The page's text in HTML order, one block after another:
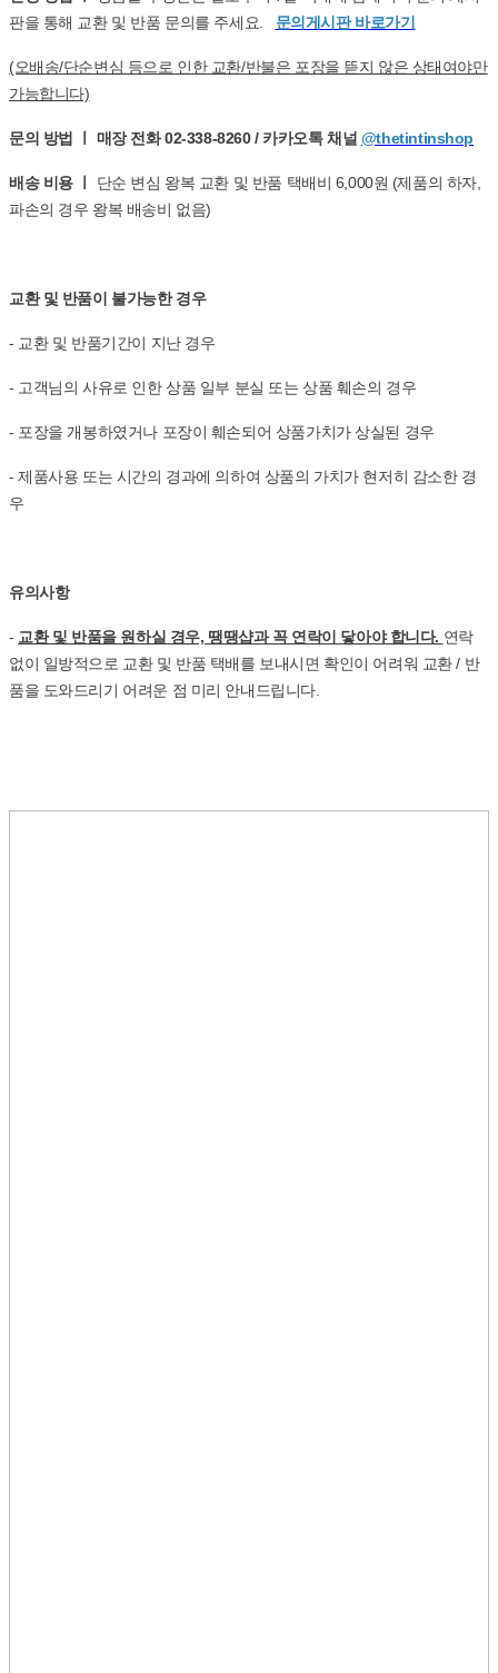
판을 통해 교환 및 반품 문의를 주세요. 문의게시판 바로가기
(오배송/단순변심 등으로 인한 교환/반불은 포장을 뜯지 않은 상태여야만
가능합니다)
문의 방법 ㅣ 매장 전화 02-338-8260 / 카카오톡 채널 @thetintinshop
배송 비용 ㅣ
단순 변심 왕복 교환 및 반품 택배비 6,000원 (제품의 하자,
파손의 경우 왕복 배송비 없음)
교환 및 반품이 불가능한 경우
- 교환 및 반품기간이 지난 경우
- 고객님의 사유로 인한 상품 일부 분실 또는 상품 훼손의 경우
- 포장을 개봉하였거나 포장이 훼손되어 상품가치가 상실된 경우
- 제품사용 또는 시간의 경과에 의하여 상품의 가치가 현저히 감소한 경
우
유의사항
- 교환 및 반품을 원하실 경우, 땡땡샵과 꼭 연락이 닿아야 합니다. 연락
없이 일방적으로 교환 및 반품 택배를 보내시면 확인이 어려워 교환 / 반
품을 도와드리기 어려운 점 미리 안내드립니다.